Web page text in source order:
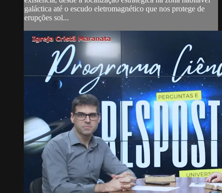
galáctica até o escudo eletromagnético que nos protege de
erupções sol...